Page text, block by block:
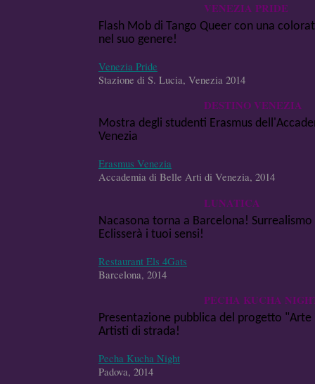
VENEZIA PRIDE
Flash Mob di Tango Queer con una
nel suo genere!
Venezia Pride
Stazione di S. Lucia, Venezia 2014
DESTINO VENEZIA
Mostra degli studenti Erasmus
Venezia
Erasmus Venezia
Accademia di Belle Arti di Venezia, 2014
LUNATICA
Nacasona torna a Barcelona! Surrealismo
Eclisserà i tuoi sensi!
Restaurant Els 4Gats
Barcelona, 2014
PECHA KUCHA
Presentazione pubblica del progetto "Arte
Artisti di strada!
Pecha Kucha Night
Padova, 2014